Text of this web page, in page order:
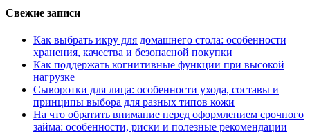
Свежие записи
Как выбрать икру для домашнего стола: особенности
хранения, качества и безопасной покупки
Как поддержать когнитивные функции при высокой
нагрузке
Сыворотки для лица: особенности ухода, составы и
принципы выбора для разных типов кожи
На что обратить внимание перед оформлением срочного
займа: особенности, риски и полезные рекомендации